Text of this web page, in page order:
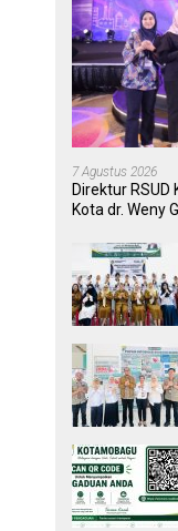
7 Agustus 2026
Direktur
Kota dr. Weny